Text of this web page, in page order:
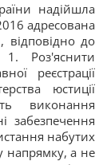
надійшла
адресована
відповідно до
Роз'яснити
реєстрації
юстиції
виконання
забезпечення
набутих
а не